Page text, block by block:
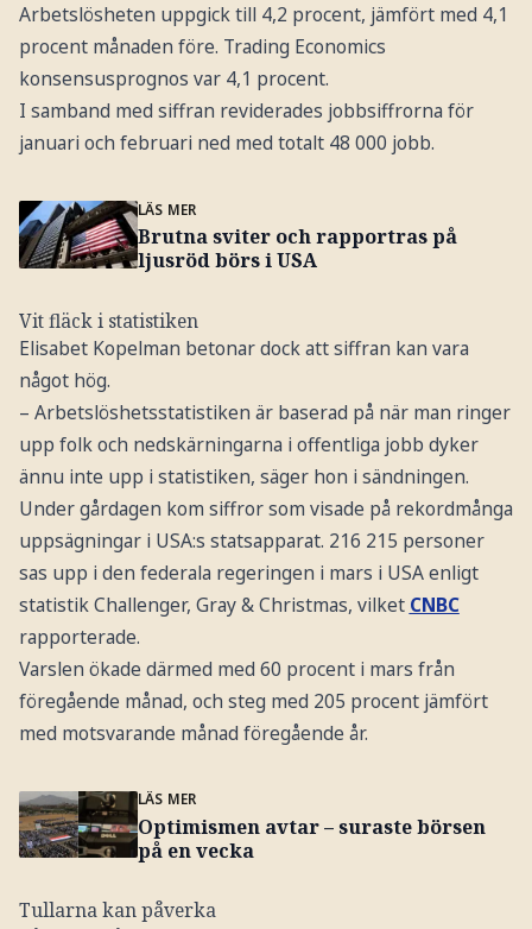
Arbetslösheten uppgick till 4,2 procent, jämfört med 4,1
procent månaden före. Trading Economics
konsensusprognos var 4,1 procent.
I samband med siffran reviderades jobbsiffrorna för
januari och februari ned med totalt 48 000 jobb.
LÄS MER
Brutna sviter och rapportras på
ljusröd börs i USA
Vit fläck i statistiken
Elisabet Kopelman betonar dock att siffran kan vara
något hög.
– Arbetslöshetsstatistiken är baserad på när man ringer
upp folk och nedskärningarna i offentliga jobb dyker
ännu inte upp i statistiken, säger hon i sändningen.
Under gårdagen kom siffror som visade på rekordmånga
uppsägningar i USA:s statsapparat. 216 215 personer
sas upp i den federala regeringen i mars i USA enligt
statistik Challenger, Gray & Christmas, vilket CNBC
rapporterade.
Varslen ökade därmed med 60 procent i mars från
föregående månad, och steg med 205 procent jämfört
med motsvarande månad föregående år.
LÄS MER
Optimismen avtar – suraste börsen
på en vecka
Tullarna kan påverka